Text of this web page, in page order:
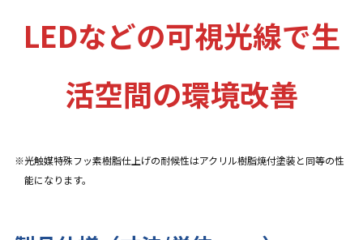
LEDなどの可視光線で生
活空間の環境改善
光触媒特殊フッ素樹脂仕上げの耐候性はアクリル樹脂焼付塗装と同等の性
能になります。